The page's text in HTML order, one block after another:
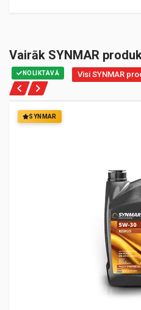
Vairāk SYNMAR
NOLIKTAVĀ Visi SYNMAR
SYNMAR